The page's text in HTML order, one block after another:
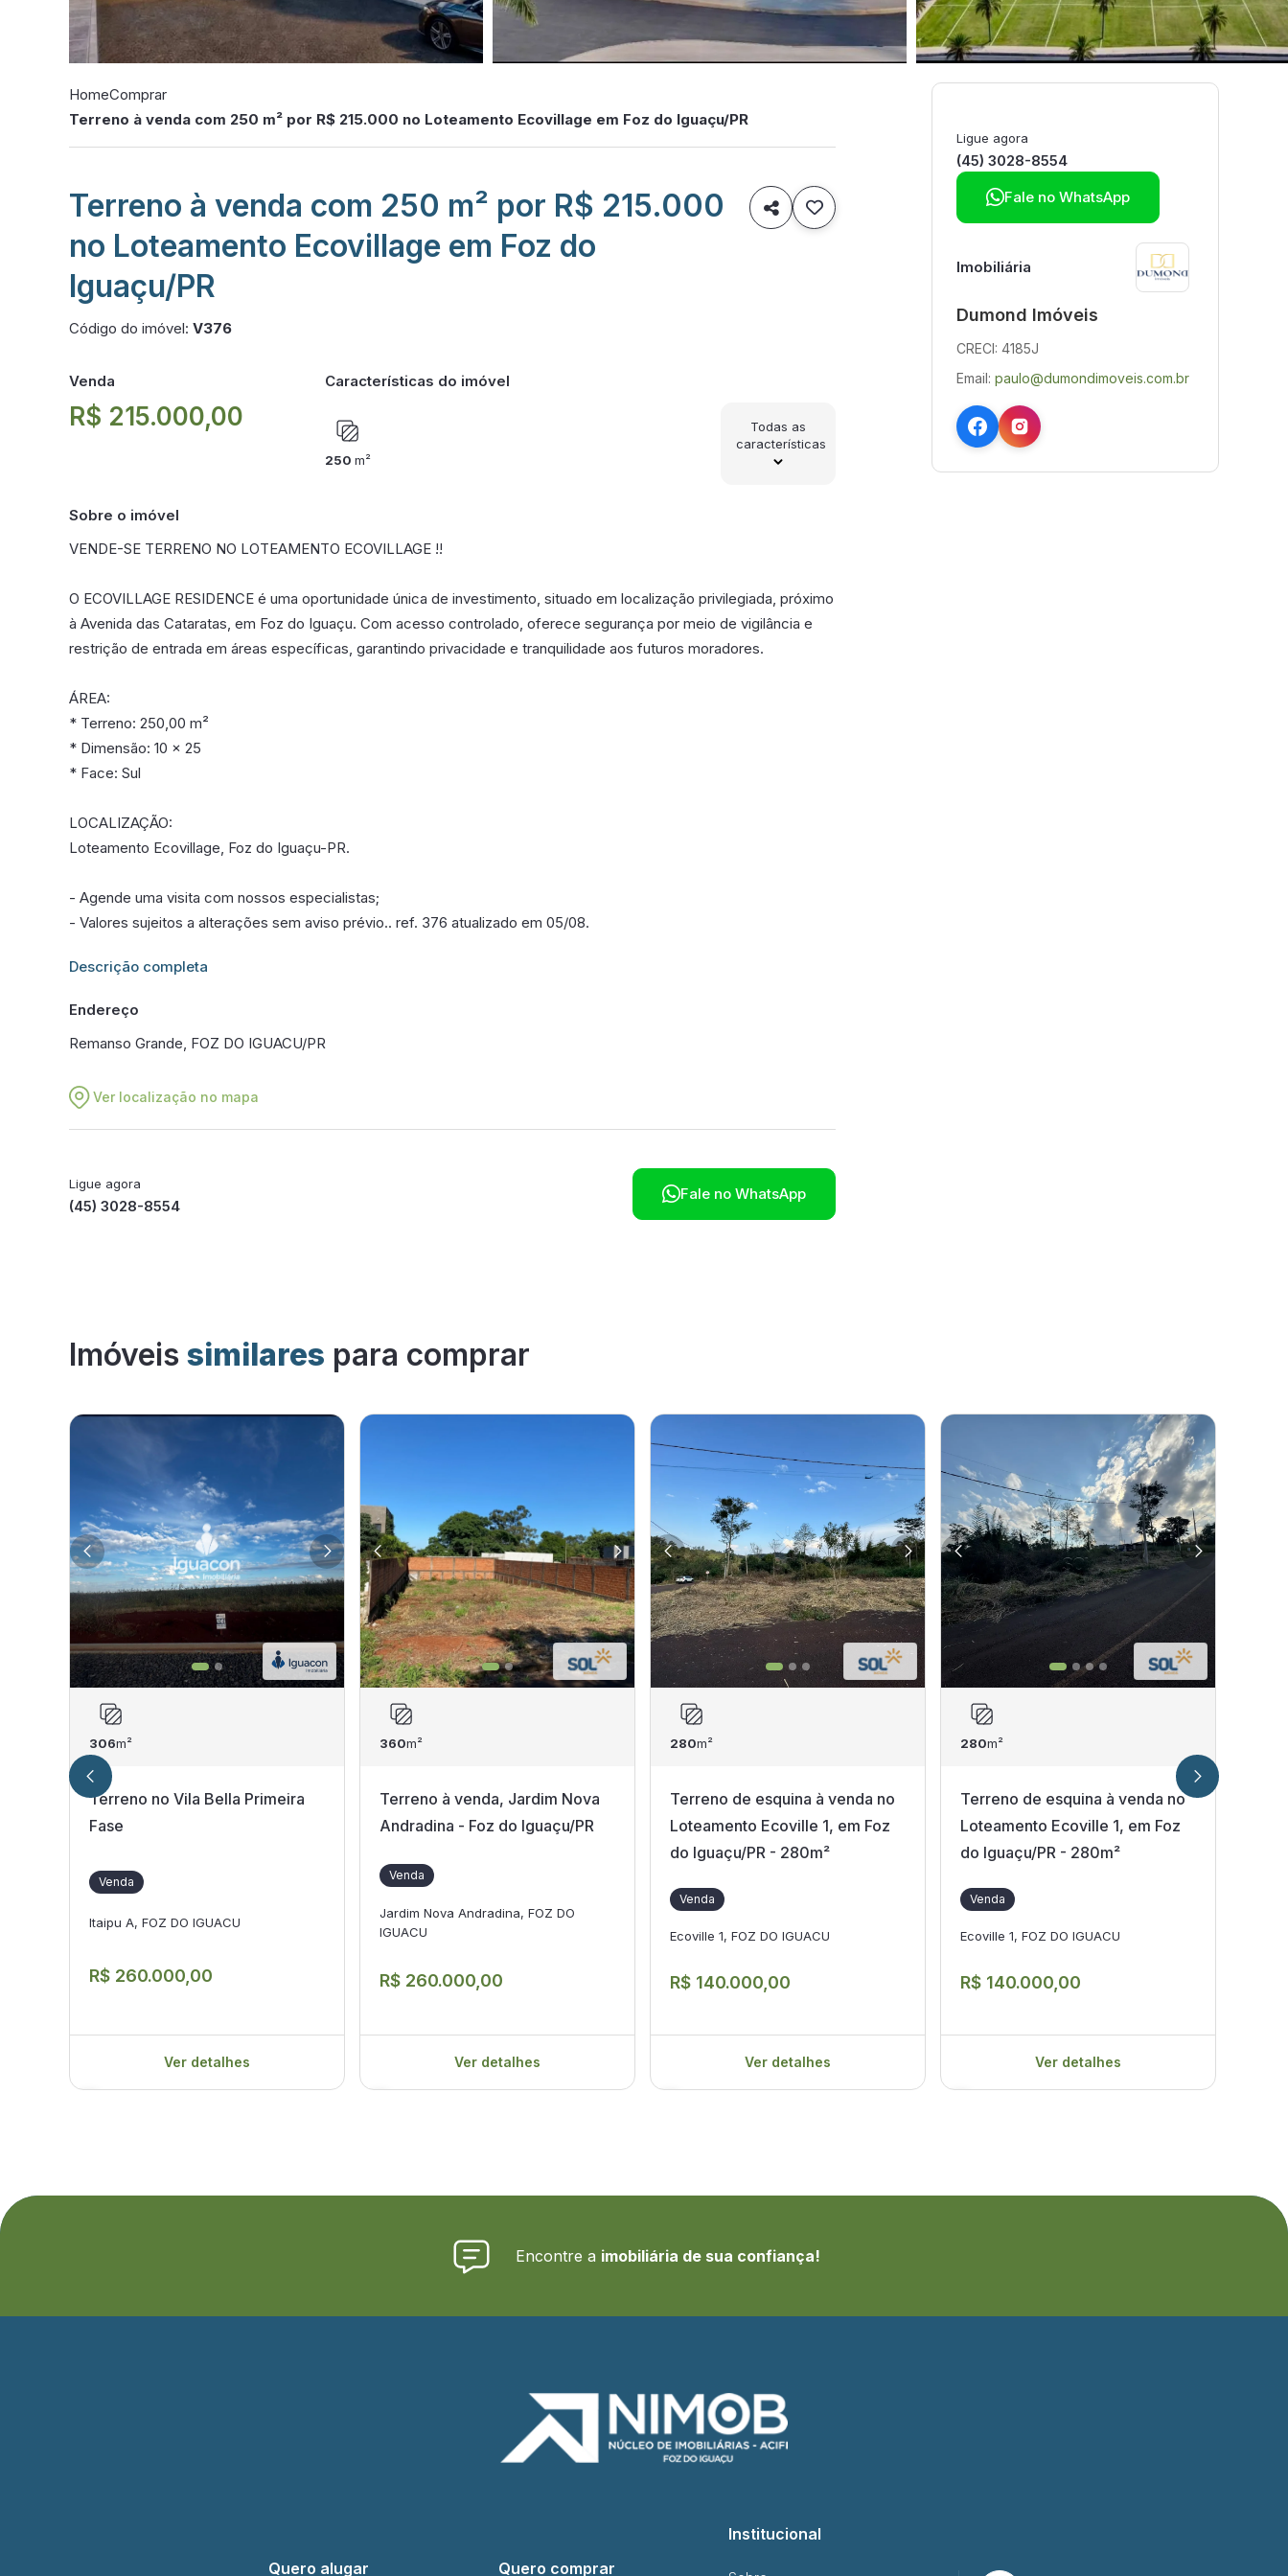
HomeComprar
Terreno à venda com 250 m² por R$ 215.000 no Loteamento Ecovillage em Foz do Iguaçu/PR
Terreno à venda com 250 m² por R$ 215.000
no Loteamento Ecovillage em Foz do
Iguaçu/PR

Código do imóvel: V376
Venda
R$ 215.000,00
Características do imóvel
250 m²
Todas as
características
Sobre o imóvel
VENDE-SE TERRENO NO LOTEAMENTO ECOVILLAGE !!
O ECOVILLAGE RESIDENCE é uma oportunidade única de investimento, situado em localização privilegiada, próximo
à Avenida das Cataratas, em Foz do Iguaçu. Com acesso controlado, oferece segurança por meio de vigilância e
restrição de entrada em áreas específicas, garantindo privacidade e tranquilidade aos futuros moradores.
ÁREA:
* Terreno: 250,00 m²
* Dimensão: 10 x 25
* Face: Sul
LOCALIZAÇÃO:
Loteamento Ecovillage, Foz do Iguaçu-PR.
- Agende uma visita com nossos especialistas;
- Valores sujeitos a alterações sem aviso prévio.. ref. 376 atualizado em 05/08.
Informações adicionais sobre este imóvel estarão disponíveis em breve.
Descrição completa
Endereço
Remanso Grande, FOZ DO IGUACU/PR
Ver localização no mapa
Ligue agora
(45) 3028-8554
Fale no WhatsApp
Ligue agora
(45) 3028-8554
Fale no WhatsApp
Imobiliária
Dumond Imóveis
CRECI: 4185J
Email: paulo@dumondimoveis.com.br
Imóveis similares para comprar
306m²
Terreno no Vila Bella Primeira
Fase
Venda
Itaipu A, FOZ DO IGUACU
R$ 260.000,00
Ver detalhes
360m²
Terreno à venda, Jardim Nova
Andradina - Foz do Iguaçu/PR
Venda
Jardim Nova Andradina, FOZ DO
IGUACU
R$ 260.000,00
Ver detalhes
280m²
Terreno de esquina à venda no
Loteamento Ecoville 1, em Foz
do Iguaçu/PR - 280m²
Venda
Ecoville 1, FOZ DO IGUACU
R$ 140.000,00
Ver detalhes
280m²
Terreno de esquina à venda no
Loteamento Ecoville 1, em Foz
do Iguaçu/PR - 280m²
Venda
Ecoville 1, FOZ DO IGUACU
R$ 140.000,00
Ver detalhes
Encontre a imobiliária de sua confiança!
Quero alugar Quero comprar
Institucional